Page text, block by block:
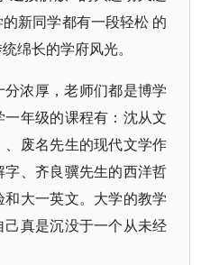
新同学都有一段轻松 的
绵长的学府风光。
浓厚，老师们都是博学
年级的课程有：沈从文
废名先生的现代文学作
、齐良骥先生的西洋哲
大一英文。大学的教学
真是沉没于一个从未经